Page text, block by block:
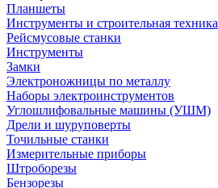
Планшеты
Инструменты и строительная техника
Рейсмусовые станки
Инструменты
Замки
Электроножницы по металлу
Наборы электроинструментов
Углошлифовальные машины (УШМ)
Дрели и шуруповерты
Точильные станки
Измерительные приборы
Штроборезы
Бензорезы